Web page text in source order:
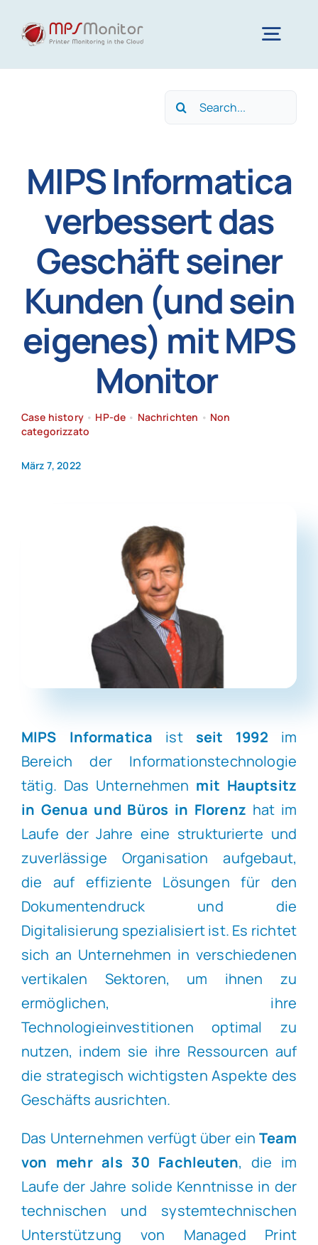
Ressourcen
Unternehmen
Neuigkeiten
Search
MIPS Informatica
verbessert das
Geschäft seiner
Kunden (und sein
eigenes) mit MPS
Monitor
Case history• HP-de • Nachrichten • Non
categorizzato
März 7, 2022
MIPS Informatica ist seit 1992 im
Bereich der Informationstechnologie
tätig. Das Unternehmen mit Hauptsitz
in Genua und Büros in Florenz hat im
Laufe der Jahre eine strukturierte und
zuverlässige Organisation aufgebaut,
die auf effiziente Lösungen für den
Dokumentendruck und die
Digitalisierung spezialisiert ist. Es richtet
sich an Unternehmen in verschiedenen
vertikalen Sektoren, um ihnen zu
ermöglichen, ihre
Technologieinvestitionen optimal zu
nutzen, indem sie ihre Ressourcen auf
die strategisch wichtigsten Aspekte des
Geschäfts ausrichten.
Das Unternehmen verfügt über einTeam
von mehr als 30 Fachleuten, die im
Laufe der Jahre solide Kenntnisse in der
technischen und systemtechnischen
Unterstützung von Managed Print